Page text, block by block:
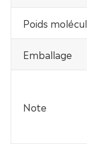
Poids
Emballage
Note